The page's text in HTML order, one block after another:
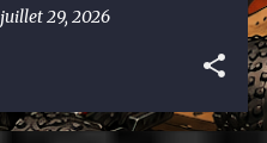
juillet 29, 2026